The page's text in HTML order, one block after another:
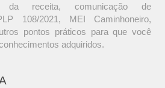
da receita, comunicação de
108/2021, MEI Caminhoneiro,
pontos práticos para que você
adquiridos.